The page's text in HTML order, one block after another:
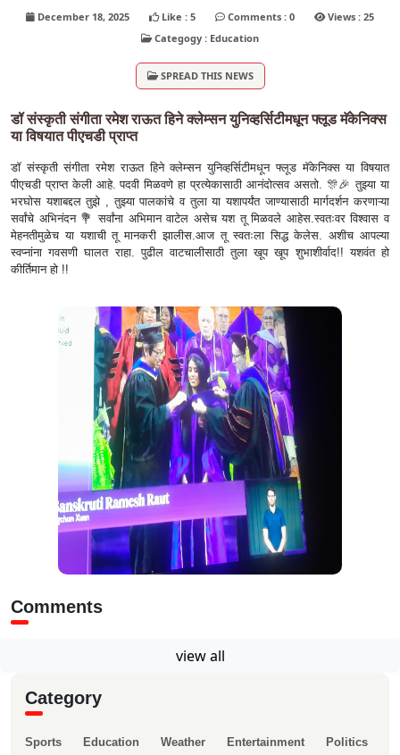
December 18, 2025 Like : 5 Comments : 0
Views : 25
Categogy : Education
SPREAD THIS NEWS
डॉ संस्कृती संगीता रमेश राऊत हिने क्लेम्सन युनिव्हर्सिटीमधून फ्लूड मॅकेनिक्स
या विषयात पीएचडी प्राप्त
डॉ संस्कृती संगीता रमेश राऊत हिने क्लेम्सन युनिव्हर्सिटीमधून फ्लूड मॅकेनिक्स या विषयात
पीएचडी प्राप्त केली आहे. पदवी मिळवणे हा प्रत्येकासाठी आनंदोत्सव असतो. 🎊🎉 तुझ्या या
भरघोस यशाबद्दल तुझे , तुझ्या पालकांचे व तुला या यशापर्यंत जाण्यासाठी मार्गदर्शन करणाऱ्या
सर्वांचे अभिनंदन 💐 सर्वांना अभिमान वाटेल असेच यश तू मिळवले आहेस.स्वतःवर विश्वास व
मेहनतीमुळेच या यशाची तू मानकरी झालीस.आज तू स्वतःला सिद्ध केलेस. अशीच आपल्या
स्वप्नांना गवसणी घालत राहा. पुढील वाटचालीसाठी तुला खूप खूप शुभाशीर्वाद!! यशवंत हो
कीर्तिमान हो !!
Comments
view all
Category
Sports Education Weather Entertainment
Politics